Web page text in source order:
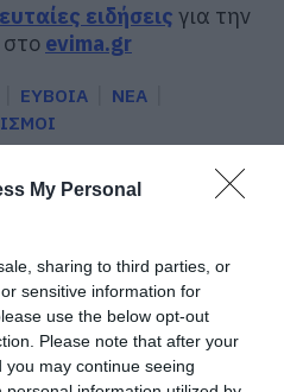
My Personal
sharing to third parties, or
sensitive information for
use the below opt-out
Please note that after your
may continue seeing
ειδήσεις για την
στο evima.gr
ΕΥΒΟΙΑ
ΝΕΑ
τον
έως